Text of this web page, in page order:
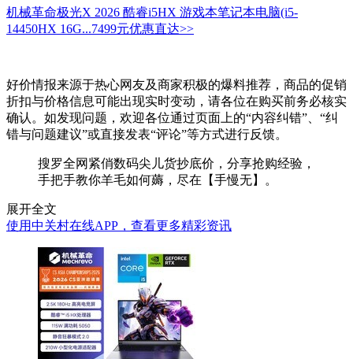
机械革命极光X 2026 酷睿i5HX 游戏本笔记本电脑(i5-
14450HX 16G...7499元优惠直达>>
好价情报来源于热心网友及商家积极的爆料推荐，商品的促销
折扣与价格信息可能出现实时变动，请各位在购买前务必核实
确认。如发现问题，欢迎各位通过页面上的“内容纠错”、“纠
错与问题建议”或直接发表“评论”等方式进行反馈。
搜罗全网紧俏数码尖儿货抄底价，分享抢购经验，
手把手教你羊毛如何薅，尽在【手慢无】。
展开全文
使用中关村在线APP，查看更多精彩资讯